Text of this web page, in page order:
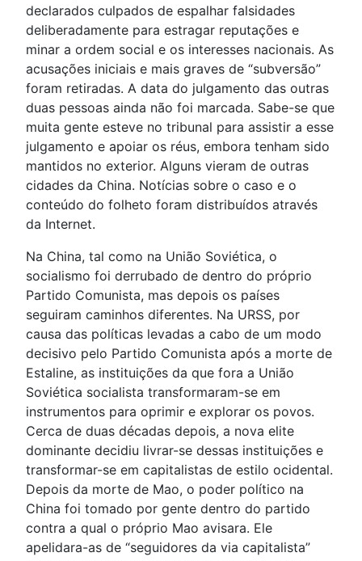
declarados culpados de espalhar falsidades
deliberadamente para estragar reputações e
minar a ordem social e os interesses nacionais. As
acusações iniciais e mais graves de “subversão”
foram retiradas. A data do julgamento das outras
duas pessoas ainda não foi marcada. Sabe-se que
muita gente esteve no tribunal para assistir a esse
julgamento e apoiar os réus, embora tenham sido
mantidos no exterior. Alguns vieram de outras
cidades da China. Notícias sobre o caso e o
conteúdo do folheto foram distribuídos através
da Internet.
Na China, tal como na União Soviética, o
socialismo foi derrubado de dentro do próprio
Partido Comunista, mas depois os países
seguiram caminhos diferentes. Na URSS, por
causa das políticas levadas a cabo de um modo
decisivo pelo Partido Comunista após a morte de
Estaline, as instituições da que fora a União
Soviética socialista transformaram-se em
instrumentos para oprimir e explorar os povos.
Cerca de duas décadas depois, a nova elite
dominante decidiu livrar-se dessas instituições e
transformar-se em capitalistas de estilo ocidental.
Depois da morte de Mao, o poder político na
China foi tomado por gente dentro do partido
contra a qual o próprio Mao avisara. Ele
apelidara-as de “seguidores da via capitalista”